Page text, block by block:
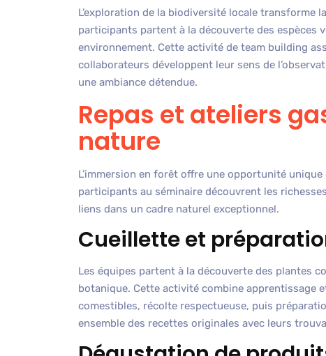
L’exploration de la biodiversité locale transforme
participants partent à la découverte des espèces
environnement. Cette activité de team building
collaborateurs développent leur sens de
une ambiance détendue.
Repas et ateliers
nature
L’immersion en forêt offre une opportunité
participants au séminaire découvrent les
liens dans un cadre naturel exceptionnel.
Cueillette et
Les équipes partent à la découverte des plantes
botanique. Cette activité combine apprentissage
comestibles, récolte respectueuse, puis
ensemble des recettes originales avec leurs